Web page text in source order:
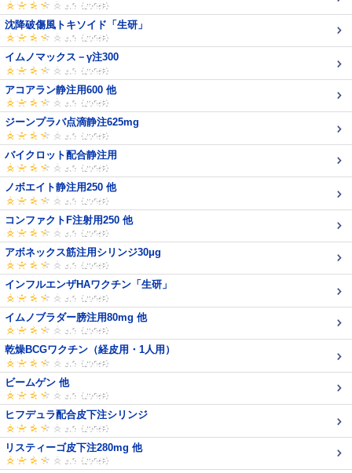
沈降破傷風トキソイド「生研」
イムノマックス－γ注300
アコアラン静注用600 他
ジーンプラバ点滴静注625mg
バイクロット配合静注用
ノボエイト静注用250 他
コンファクトF注射用250 他
アボネックス筋注用シリンジ30μg
インフルエンザHAワクチン「生研」
イムノブラダー膀注用80mg 他
乾燥BCGワクチン（経皮用・1人用）
ビームゲン 他
ヒフデュラ配合皮下注シリンジ
リスティーゴ皮下注280mg 他